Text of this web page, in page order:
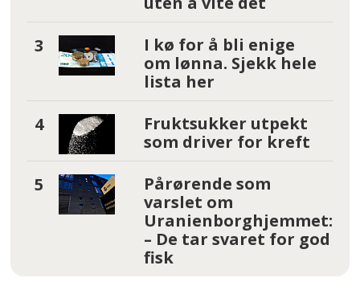
I kø for å bli enige
om lønna. Sjekk hele
lista her
Fruktsukker utpekt
som driver for kreft
Pårørende som
varslet om
Uranienborghjemmet:
– De tar svaret for god
fisk